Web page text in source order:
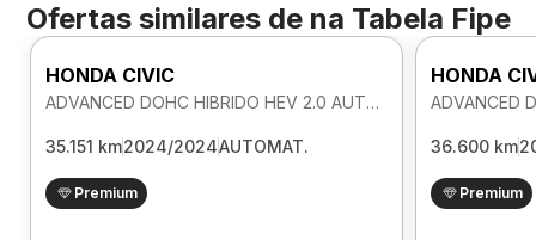
Ofertas similares de na Tabela Fipe
HONDA CIVIC
ADVANCED DOHC HIBRIDO HEV 2.0 AUTOMATICO
35.151 km2024/2024AUTOMAT.
Premium
HONDA
36.600 km
Premium